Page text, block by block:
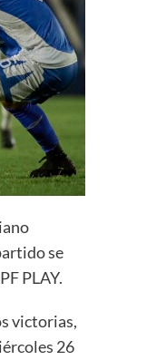
se
PLAY.
victorias,
26